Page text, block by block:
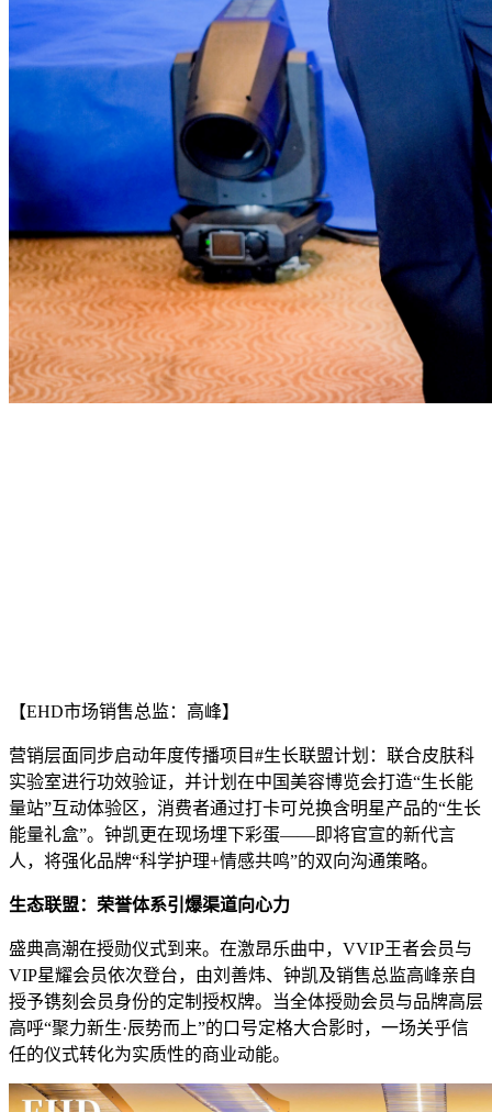
【EHD市场销售总监：高峰】
营销层面同步启动年度传播项目#生长联盟计划：联合皮肤科
实验室进行功效验证，并计划在中国美容博览会打造“生长能
量站”互动体验区，消费者通过打卡可兑换含明星产品的“生长
能量礼盒”。钟凯更在现场埋下彩蛋——即将官宣的新代言
人，将强化品牌“科学护理+情感共鸣”的双向沟通策略。
生态联盟：荣誉体系引爆渠道向心力
盛典高潮在授勋仪式到来。在激昂乐曲中，VVIP王者会员与
VIP星耀会员依次登台，由刘善炜、钟凯及销售总监高峰亲自
授予镌刻会员身份的定制授权牌。当全体授勋会员与品牌高层
高呼“聚力新生·辰势而上”的口号定格大合影时，一场关乎信
任的仪式转化为实质性的商业动能。